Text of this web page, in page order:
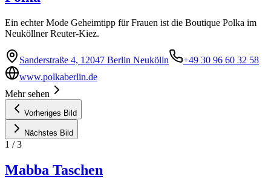
Ein echter Mode Geheimtipp für Frauen ist die Boutique Polka im
Neuköllner Reuter-Kiez.
Sanderstraße 4, 12047 Berlin Neukölln
+49 30 96 60 32 58
www.polkaberlin.de
Mehr sehen
Vorheriges Bild
Nächstes Bild
1 /3
Mabba Taschen